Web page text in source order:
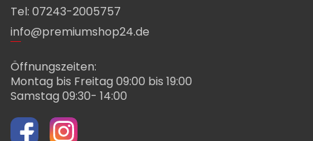
Tel: 07243-2005757
info@premiumshop24.de
Öffnungszeiten:
Montag bis Freitag 09:00 bis 19:00
Samstag 09:30- 14:00